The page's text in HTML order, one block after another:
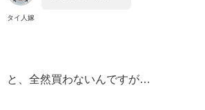
タイ人嫁
と、全然買わないんですが…